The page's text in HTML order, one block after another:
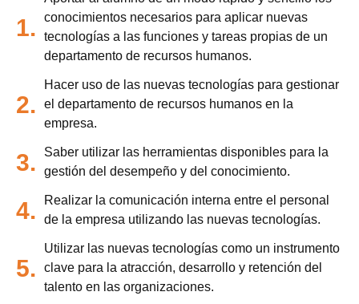
1.
conocimientos necesarios para aplicar nuevas
tecnologías a las funciones y tareas propias de un
departamento de recursos humanos.
2.
Hacer uso de las nuevas tecnologías para gestionar
el departamento de recursos humanos en la
empresa.
3.
Saber utilizar las herramientas disponibles para la
gestión del desempeño y del conocimiento.
4.
Realizar la comunicación interna entre el personal
de la empresa utilizando las nuevas tecnologías.
5.
Utilizar las nuevas tecnologías como un instrumento
clave para la atracción, desarrollo y retención del
talento en las organizaciones.